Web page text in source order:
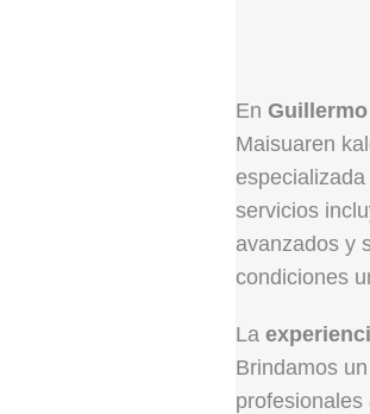
En
Maisuaren
servicios
avanzados y
condiciones
La
Brindamos